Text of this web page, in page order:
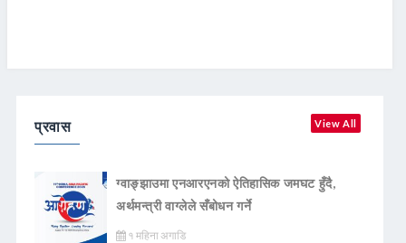
प्रवास View All
ग्वाङ्झाउमा एनआरएनको ऐतिहासिक जमघट हुँदै,
अर्थमन्त्री वाग्लेले सँबोधन गर्ने
१ महिना अगाडि